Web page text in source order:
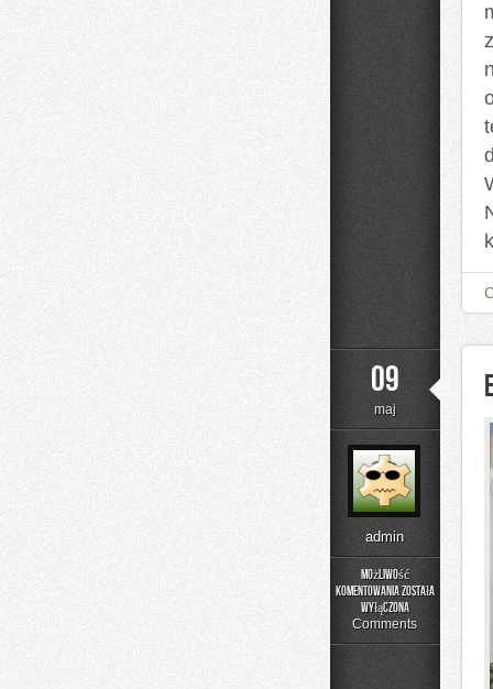
09
maj
admin
Możliwość
komentowania
Edukacja
Rozwój
została
wyłączona
Comments